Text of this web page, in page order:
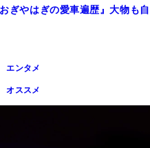
ぎやはぎの愛車遍歴』大物も自
エンタメ
オススメ